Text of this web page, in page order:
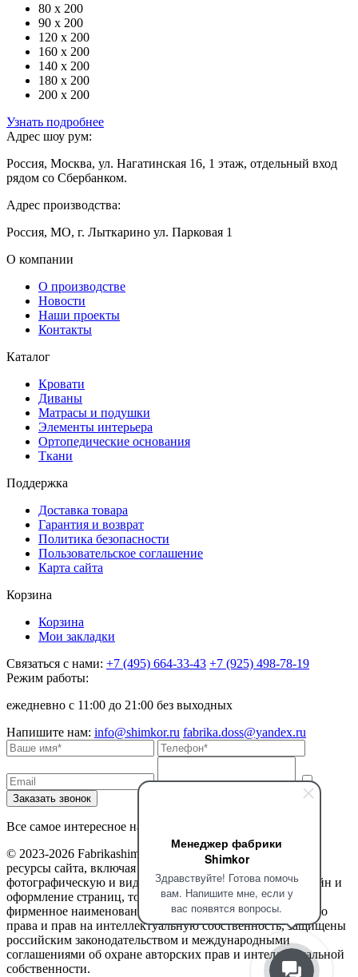
Менеджер фабрики
Shimkor
Здравствуйте! Готова помочь
вам. Напишите мне, если у
вас появятся вопросы.
80 x 200
90 x 200
120 x 200
160 x 200
140 x 200
180 x 200
200 x 200
Узнать подробнее
Адрес шоу рум:
Россия, Москва, ул. Нагатинская 16, 1 этаж, отдельный вход
рядом со Сбербанком.
Адрес производства:
Россия, МО, г. Лыткарино ул. Парковая 1
О компании
О производстве
Новости
Наши проекты
Контакты
Каталог
Кровати
Диваны
Матрасы и подушки
Элементы интерьера
Ортопедические основания
Ткани
Поддержка
Доставка товара
Гарантия и возврат
Политика безопасности
Пользовательское соглашение
Карта сайта
Корзина
Корзина
Мои закладки
Связаться с нами: +7 (495) 664-33-43 +7 (925) 498-78-19
Режим работы:
ежедневно с 11:00 до 21:00 без выходных
Напишите нам: info@shimkor.ru fabrika.doss@yandex.ru
Все самое интересное на наших страницах в соцсетях
© 2023-2026 Fabrikashimkor. Все права защищены. Все
ресурсы сайта, включая текстовую, графическую,
фотографическую и видео информацию, структуру, дизайн и
оформление страниц, товарные знаки, доменное имя,
фирменное наименование являются объектами авторского
права и прав на интеллектуальную собственность, защищены
российским законодательством и международными
соглашениями об охране авторских прав и интеллектуальной
собственности.